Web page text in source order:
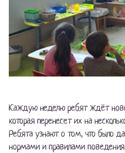
Каждую неделю ребят ждёт
которая перенесет их на
Ребята узнают о том, что было
нормами и правилами